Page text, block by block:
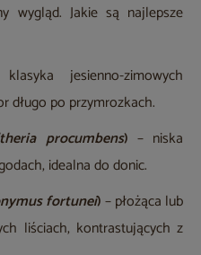
wygląd. Jakie są najlepsze
jesienno-zimowych
długo po przymrozkach.
procumbens) – niska
idealna do donic.
fortunei)– płożąca lub
liściach, kontrastujących z